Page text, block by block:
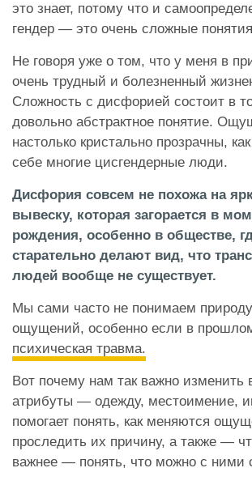
это знает, потому что и
гендер — это очень сложные
Не говоря уже о том, что у меня в
очень трудный и болезненный
Сложность с дисфорией состоит в
довольно абстрактное понятие.
настолько кристально прозрачны,
себе многие цисгендерные люди.
Дисфория совсем не похожа на
вывеску, которая загорается в
рождения, особенно в обществе,
старательно делают вид, что
людей вообще не существует.
Мы сами часто не понимаем
ощущений, особенно если в
психическая травма.
Вот почему нам так важно изменить
атрибуты — одежду, местоимение,
помогает понять, как меняются
проследить их причину, а также —
важнее — понять, что можно с ними